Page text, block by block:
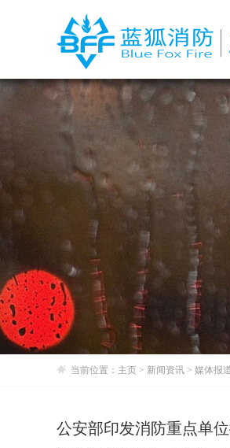
当前位置： 主页 > 新闻资讯 > 媒体报
公安部印发消防重点单